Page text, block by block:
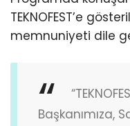
TEKNOFEST’e
memnuniyeti dile
Başkanımıza,